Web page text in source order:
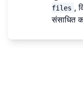
files ,
संसाधित